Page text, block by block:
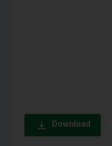
Download